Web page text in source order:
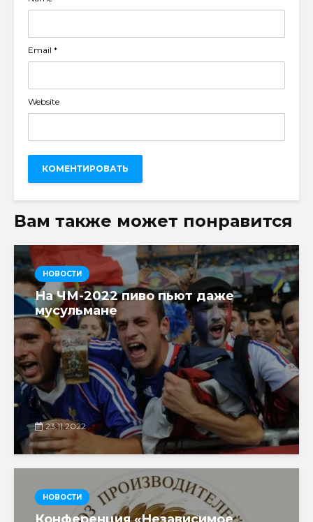
Email *
Website
Вам также может понравится
НОВОСТИ
На ЧМ-2022 пиво пьют даже
мусульмане
23.11.2022
НОВОСТИ